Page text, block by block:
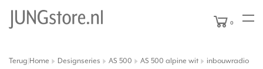
0
Terug Home Designseries AS 500 AS 500 alpine wit inbouwradio